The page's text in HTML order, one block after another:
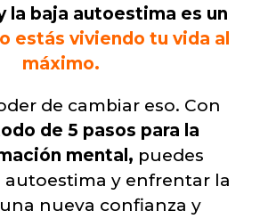
la baja autoestima es un
estás viviendo tu vida al
máximo.
de cambiar eso. Con
de 5 pasos para la
mental, puedes
autoestima y enfrentar la
nueva confianza y